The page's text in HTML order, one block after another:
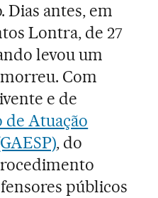
antes, em
Lontra, de 27
levou um
Com
e de
de Atuação
, do
públicos